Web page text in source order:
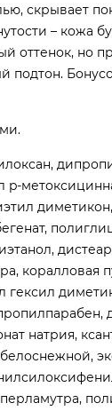
скрывает
– кожа
но
p-
коралловая
натрия,